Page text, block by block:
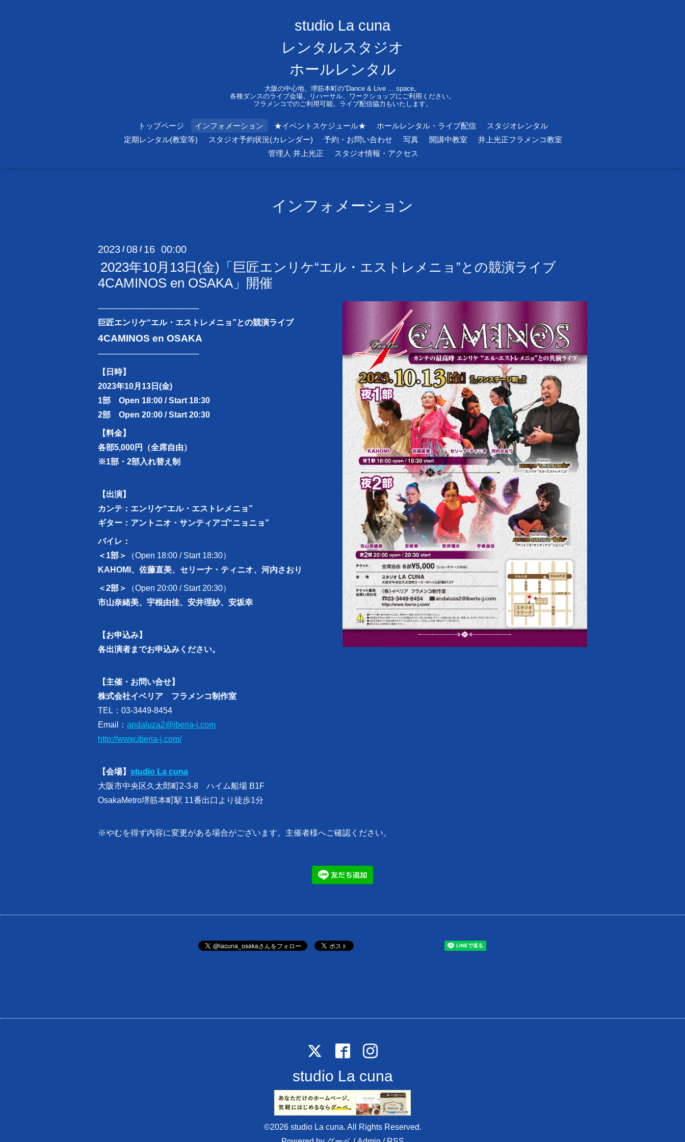
studio La cuna
レンタルスタジオ
ホールレンタル
大阪の中心地、堺筋本町の“Dance & Live ... space。
各種ダンスのライブ会場、リハーサル、ワークショップにご利用ください。
フラメンコでのご利用可能。ライブ配信協力もいたします。
トップページ インフォメーション ★イベントスケジュール★ ホールレンタル・ライブ配信
スタジオレンタル
定期レンタル(教室等)
スタジオ予約状況(カレンダー) 予約・お問い合わせ 写真 開講中教室
井上光正フラメンコ教室
管理人 井上光正
スタジオ情報・アクセス
インフォメーション
2023 /08 / 16 00:00
2023年10月13日(金)「巨匠エンリケ“エル・エストレメニョ”との競演ライブ
4CAMINOS en OSAKA」開催
──────────────────
巨匠エンリケ“エル・エストレメニョ”との競演ライブ
4CAMINOS en OSAKA
──────────────────
【日時】
2023年10月13日(金)
1部 Open 18:00 / Start 18:30
2部 Open 20:00 / Start 20:30
【料金】
各部5,000円（全席自由）
※1部・2部入れ替え制
【出演】
カンテ：エンリケ“エル・エストレメニョ”
ギター：アントニオ・サンティアゴ“ニョニョ”
バイレ：
＜1部＞
（Open 18:00 / Start 18:30）
KAHOMI、佐藤直美、セリーナ・ティニオ、河内さおり
＜2部＞
（Open 20:00 / Start 20:30）
市山奈緒美、宇根由佳、安井理紗、安坂幸
【お申込み】
各出演者までお申込みください。
【主催・お問い合せ】
株式会社イベリア フラメンコ制作室
TEL：03-3449-8454
Email： andaluza2@iberia-j.com
http://www.iberia-j.com/
【会場】 studio La cuna
大阪市中央区久太郎町2-3-8 ハイム船場 B1F
OsakaMetro堺筋本町駅 11番出口より徒歩1分
※やむを得ず内容に変更がある場合がございます。主催者様へご確認ください。
studio La cuna
©2026 studio La cuna. All Rights Reserved.